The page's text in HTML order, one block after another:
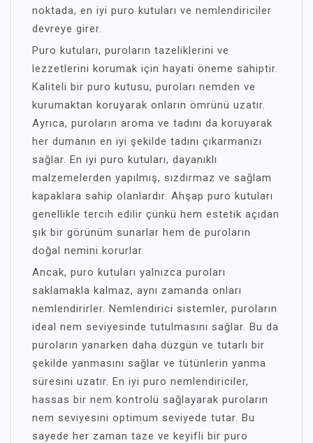
noktada, en iyi puro kutuları ve nemlendiriciler
devreye girer.
Puro kutuları, puroların tazeliklerini ve
lezzetlerini korumak için hayati öneme sahiptir.
Kaliteli bir puro kutusu, puroları nemden ve
kurumaktan koruyarak onların ömrünü uzatır.
Ayrıca, puroların aroma ve tadını da koruyarak
her dumanın en iyi şekilde tadını çıkarmanızı
sağlar. En iyi puro kutuları, dayanıklı
malzemelerden yapılmış, sızdırmaz ve sağlam
kapaklara sahip olanlardır. Ahşap puro kutuları
genellikle tercih edilir çünkü hem estetik açıdan
şık bir görünüm sunarlar hem de puroların
doğal nemini korurlar.
Ancak, puro kutuları yalnızca puroları
saklamakla kalmaz, aynı zamanda onları
nemlendirirler. Nemlendirici sistemler, puroların
ideal nem seviyesinde tutulmasını sağlar. Bu da
puroların yanarken daha düzgün ve tutarlı bir
şekilde yanmasını sağlar ve tütünlerin yanma
süresini uzatır. En iyi puro nemlendiriciler,
hassas bir nem kontrolü sağlayarak puroların
nem seviyesini optimum seviyede tutar. Bu
sayede her zaman taze ve keyifli bir puro